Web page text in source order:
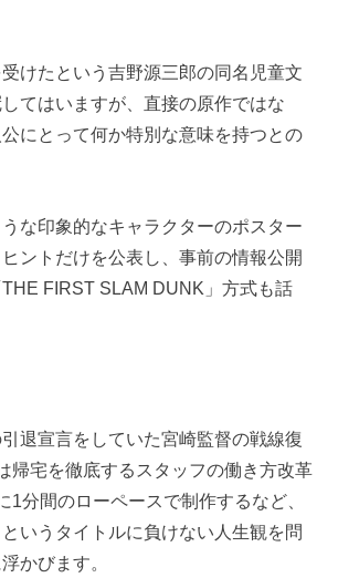
けたという吉野源三郎の同名児童文
てはいますが、直接の原作ではな
にとって何か特別な意味を持つとの
な印象的なキャラクターのポスター
ントだけを公表し、事前の情報公開
FIRST SLAM DUNK」方式も話
退宣言をしていた宮崎監督の戦線復
帰宅を徹底するスタッフの働き方改革
1分間のローペースで制作するなど、
というタイトルに負けない人生観を問
かびます。